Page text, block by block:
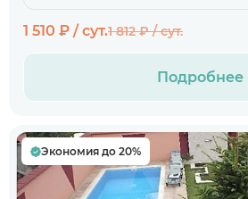
1 510 ₽ / сут.1 812 ₽ / сут.
Подробнее
Экономия до 20%